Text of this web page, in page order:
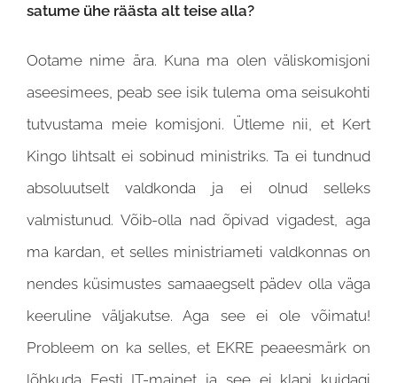
satume ühe räästa alt teise alla?
Ootame nime ära. Kuna ma olen väliskomisjoni
aseesimees, peab see isik tulema oma seisukohti
tutvustama meie komisjoni. Ütleme nii, et Kert
Kingo lihtsalt ei sobinud ministriks. Ta ei tundnud
absoluutselt valdkonda ja ei olnud selleks
valmistunud. Võib-olla nad õpivad vigadest, aga
ma kardan, et selles ministriameti valdkonnas on
nendes küsimustes samaaegselt pädev olla väga
keeruline väljakutse. Aga see ei ole võimatu!
Probleem on ka selles, et EKRE peaeesmärk on
lõhkuda Eesti IT-mainet ja see ei klapi kuidagi